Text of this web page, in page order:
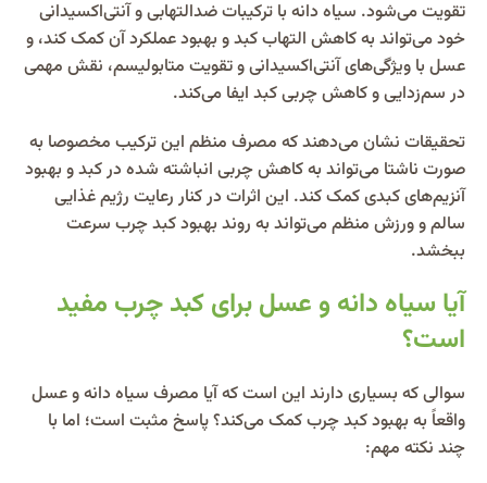
تقویت می‌شود. سیاه دانه با ترکیبات ضدالتهابی و آنتی‌اکسیدانی
خود می‌تواند به کاهش التهاب کبد و بهبود عملکرد آن کمک کند، و
عسل با ویژگی‌های آنتی‌اکسیدانی و تقویت متابولیسم، نقش مهمی
در سم‌زدایی و کاهش چربی کبد ایفا می‌کند.
تحقیقات نشان می‌دهند که مصرف منظم این ترکیب مخصوصا به
صورت ناشتا می‌تواند به کاهش چربی انباشته شده در کبد و بهبود
آنزیم‌های کبدی کمک کند. این اثرات در کنار رعایت رژیم غذایی
سالم و ورزش منظم می‌تواند به روند بهبود کبد چرب سرعت
ببخشد.
آیا سیاه دانه و عسل برای کبد چرب مفید
است؟
سوالی که بسیاری دارند این است که آیا مصرف سیاه دانه و عسل
واقعاً به بهبود کبد چرب کمک می‌کند؟ پاسخ مثبت است؛ اما با
چند نکته مهم: